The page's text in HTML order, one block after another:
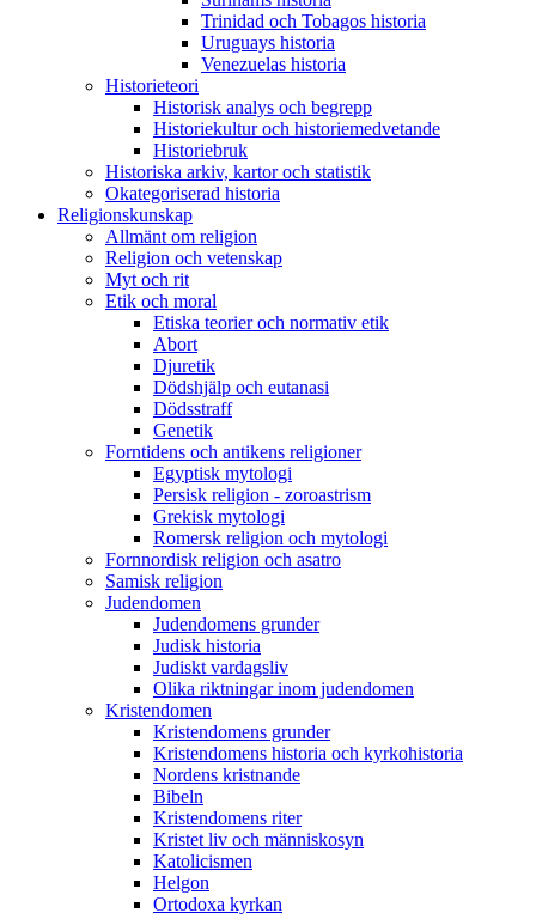
Trinidad och Tobagos historia
Uruguays historia
Venezuelas historia
Historieteori
Historisk analys och begrepp
Historiekultur och historiemedvetande
Historiebruk
Historiska arkiv, kartor och statistik
Okategoriserad historia
Religionskunskap
Allmänt om religion
Religion och vetenskap
Myt och rit
Etik och moral
Etiska teorier och normativ etik
Abort
Djuretik
Dödshjälp och eutanasi
Dödsstraff
Genetik
Forntidens och antikens religioner
Egyptisk mytologi
Persisk religion - zoroastrism
Grekisk mytologi
Romersk religion och mytologi
Fornnordisk religion och asatro
Samisk religion
Judendomen
Judendomens grunder
Judisk historia
Judiskt vardagsliv
Olika riktningar inom judendomen
Kristendomen
Kristendomens grunder
Kristendomens historia och kyrkohistoria
Nordens kristnande
Bibeln
Kristendomens riter
Kristet liv och människosyn
Katolicismen
Helgon
Ortodoxa kyrkan